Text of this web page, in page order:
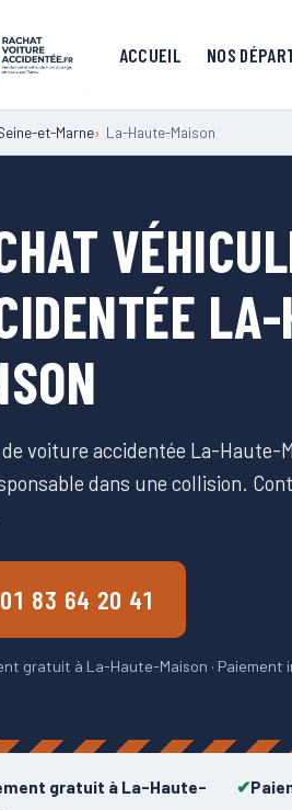
ACCUEIL NOS
et-Marne La-Haute-Maison
voiture accidentée La-Haute-
dans une collision.
83 64 20 41
gratuit à La-Haute-Maison · Paiement
gratuit à La-Haute-